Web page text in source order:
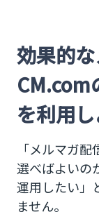
効果的
CM.com
を利用
「メルマガ
選べばよいの
運用したい」
ません。